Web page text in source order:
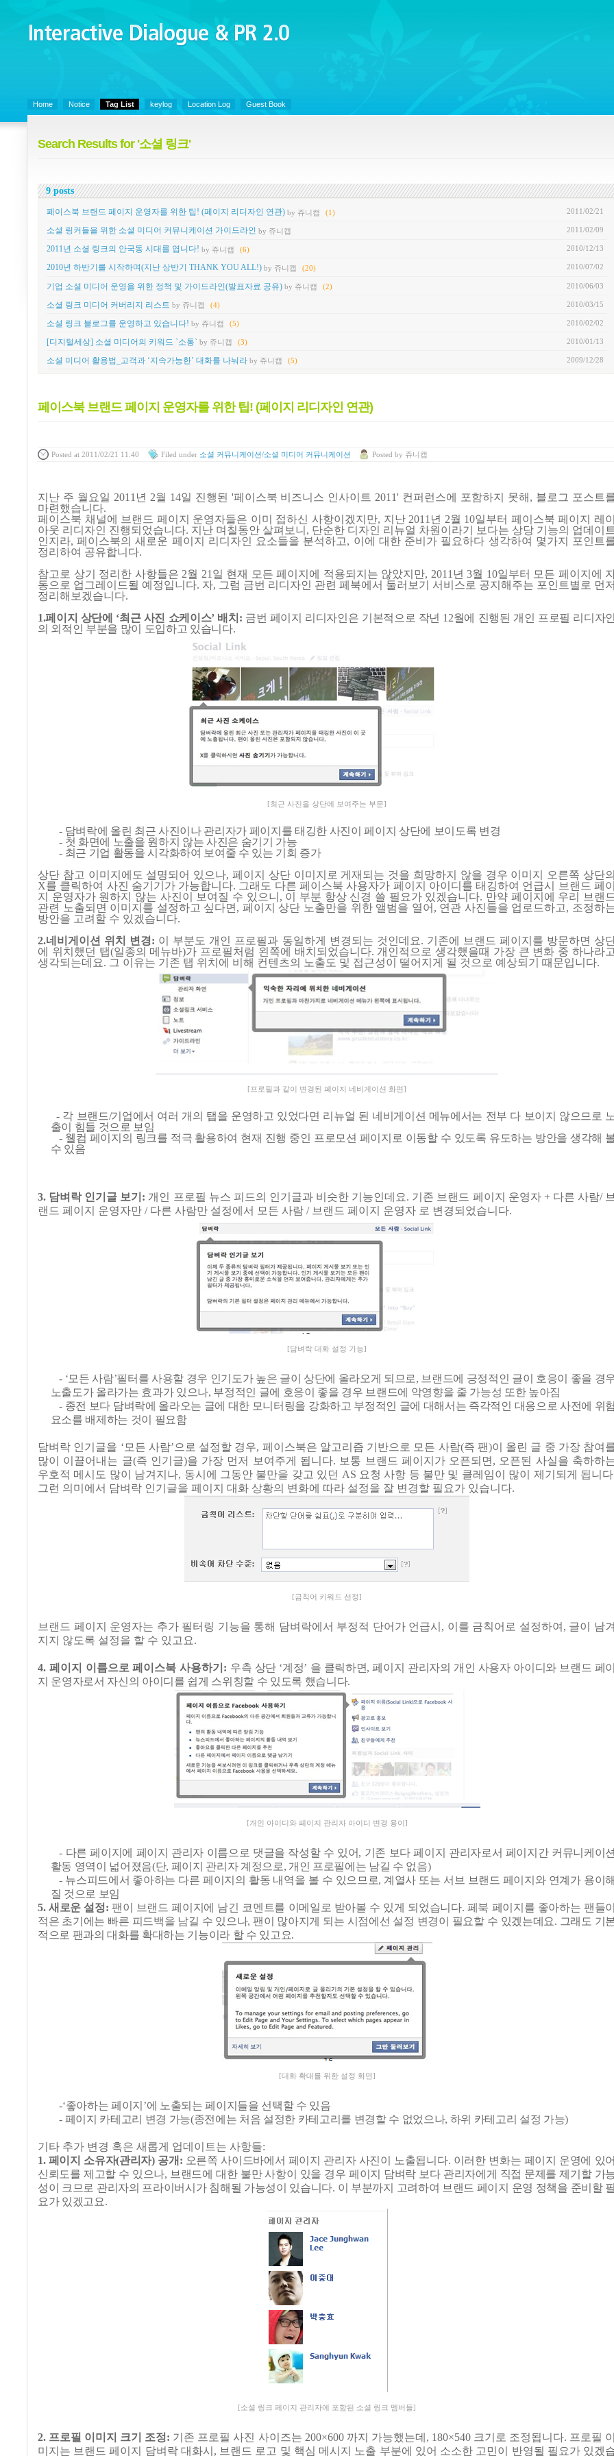
Interactive Dialogue &
PR 2.0
Home Notice Tag List keylog Location Log Guest Book
Search Results for '소셜 링크'
9 posts
2011/02/21
페이스북 브랜드 페이지 운영자를 위한 팁! (페이지 리디자인 연관) by 쥬니캡 (1)
2011/02/09
소셜 링커들을 위한 소셜 미디어 커뮤니케이션 가이드라인 by 쥬니캡
2010/12/13
2011년 소셜 링크의 안국동 시대를 엽니다! by 쥬니캡 (6)
2010/07/02
2010년 하반기를 시작하며(지난 상반기 THANK YOU ALL!) by 쥬니캡 (20)
2010/06/03
기업 소셜 미디어 운영을 위한 정책 및 가이드라인(발표자료 공유) by 쥬니캡 (2)
2010/03/15
소셜 링크 미디어 커버리지 리스트 by 쥬니캡 (4)
2010/02/02
소셜 링크 블로그를 운영하고 있습니다! by 쥬니캡 (5)
2010/01/13
[디지털세상] 소셜 미디어의 키워드 `소통` by 쥬니캡 (3)
2009/12/28
소셜 미디어 활용법_고객과 ‘지속가능한’ 대화를 나눠라 by 쥬니캡 (5)
페이스북 브랜드 페이지 운영자를 위한 팁! (페이지 리디자인 연관)
Posted at 2011/02/21 11:40 Filed under 소셜 커뮤니케이션/소셜 미디어 커뮤니케이션 Posted by 쥬니캡
지난 주 월요일 2011년 2월 14일 진행된 '페이스북 비즈니스 인사이트 2011' 컨퍼런스에 포함하지 못해, 블로그 포스트
마련했습니다.
페이스북 채널에 브랜드 페이지 운영자들은 이미 접하신 사항이겠지만, 지난 2011 년 2월 10일부터 페이스북 페이지 레
아웃 리디자인 진행되었습니다. 지난 며칠동안 살펴보니 , 단순한 디자인 리뉴얼 차원이라기 보다는 상당 기능의 업데이
인지라,페이스북의 새로운 페이지 리디자인 요소들을 분석하고, 이에 대한 준비가 필요하다 생각하여 몇가지 포인트
정리하여 공유합니다.
참고로 상기 정리한 사항들은 2월 21 일 현재 모든 페이지에 적용되지는 않았지만, 2011 년 3월 10일부터 모든 페이지에
동으로 업그레이드될 예정입니다. 자, 그럼 금번 리디자인 관련 페북에서 둘러보기 서비스로 공지해주는 포인트별로 먼
정리해보겠습니다.
1.페이지 상단에 ‘최근 사진 쇼케이스’ 배치 : 금번 페이지 리디자인은 기본적으로 작년 12월에 진행된 개인 프로필 리디자
의 외적인 부분을 많이 도입하고 있습니다.
[최근 사진을 상단에 보여주는 부문]
- 담벼락에 올린 최근 사진이나 관리자가 페이지를 태깅한 사진이 페이지 상단에 보이도록 변경
- 첫 화면에 노출을 원하지 않는 사진은 숨기기 가능
- 최근 기업 활동을 시각화하여 보여줄 수 있는 기회 증가
상단 참고 이미지에도 설명되어 있으나,페이지 상단 이미지로 게재되는 것을 희망하지 않을 경우 이미지 오른쪽 상단
X를 클릭하여 사진 숨기기가 가능합니다. 그래도 다른 페이스북 사용자가 페이지 아이디를 태깅하여 언급시 브랜드 페
지 운영자가 원하지 않는 사진이 보여질 수 있으니 , 이 부분 항상 신경 쓸 필요가 있겠습니다. 만약 페이지에 우리 브랜
관련 노출되면 이미지를 설정하고 싶다면 , 페이지 상단 노출만을 위한 앨범을 열어 , 연관 사진들을 업로드하고, 조정하
방안을 고려할 수 있겠습니다.
2.네비게이션 위치 변경: 이 부분도 개인 프로필과 동일하게 변경되는 것인데요. 기존에 브랜드 페이지를 방문하면 상
에 위치했던 탭(일종의 메뉴바)가 프로필처럼 왼쪽에 배치되었습니다. 개인적으로 생각했을때 가장 큰 변화 중 하나라
생각되는데요. 그 이유는 기존 탭 위치에 비해 컨텐츠의 노출도 및 접근성이 떨어지게 될 것으로 예상되기 때문입니다.
[프로필과 같이 변경된 페이지 네비게이션 화면]
- 각 브랜드/기업에서 여러 개의 탭을 운영하고 있었다면 리뉴얼 된 네비게이션 메뉴에서는 전부 다 보이지 않으므로
출이 힘들 것으로 보임
- 웰컴 페이지의 링크를 적극 활용하여 현재 진행 중인 프로모션 페이지로 이동할 수 있도록 유도하는 방안을 생각해
수 있음
3. 담벼락 인기글 보기 : 개인 프로필 뉴스 피드의 인기글과 비슷한 기능인데요. 기존 브랜드 페이지 운영자+ 다른 사람/
랜드 페이지 운영자만 / 다른 사람만 설정에서 모든 사람 / 브랜드 페이지 운영자 로 변경되었습니다.
[담벼락 대화 설정 가능]
- ‘모든 사람’필터를 사용할 경우 인기도가 높은 글이 상단에 올라오게 되므로, 브랜드에 긍정적인 글이 호응이 좋을 경
노출도가 올라가는 효과가 있으나, 부정적인 글에 호응이 좋을 경우 브랜드에 악영향을 줄 가능성 또한 높아짐
- 종전 보다 담벼락에 올라오는 글에 대한 모니터링을 강화하고 부정적인 글에 대해서는 즉각적인 대응으로 사전에 위
요소를 배제하는 것이 필요함
담벼락 인기글을 ‘ 모든 사람’으로 설정할 경우, 페이스북은 알고리즘 기반으로 모든 사람(즉 팬)이 올린 글 중 가장 참여
많이 이끌어내는 글(즉 인기글)을 가장 먼저 보여주게 됩니다. 보통 브랜드 페이지가 오픈되면 , 오픈된 사실을 축하하
우호적 메시도 많이 남겨지나, 동시에 그동안 불만을 갖고 있던 AS 요청 사항 등 불만 및 클레임이 많이 제기되게 됩니다
그런 의미에서 담벼락 인기글을 페이지 대화 상황의 변화에 따라 설정을 잘 변경할 필요가 있습니다.
[금칙어 키워드 선정]
브랜드 페이지 운영자는 추가 필터링 기능을 통해 담벼락에서 부정적 단어가 언급시, 이를 금칙어로 설정하여, 글이 남
지지 않도록 설정을 할 수 있고요.
4. 페이지 이름으로 페이스북 사용하기 : 우측 상단‘계정’ 을 클릭하면,페이지 관리자의 개인 사용자 아이디와 브랜드 페
지 운영자로서 자신의 아이디를 쉽게 스위칭할 수 있도록 했습니다.
[개인 아이디와 페이지 관리자 아이디 변경 용이]
- 다른 페이지에 페이지 관리자 이름으로 댓글을 작성할 수 있어, 기존 보다 페이지 관리자로서 페이지간 커뮤니케이
활동 영역이 넓어졌음(단, 페이지 관리자 계정으로, 개인 프로필에는 남길 수 없음)
- 뉴스피드에서 좋아하는 다른 페이지의 활동 내역을 볼 수 있으므로, 계열사 또는 서브 브랜드 페이지와 연계가 용이
질 것으로 보임
5. 새로운 설정: 팬이 브랜드 페이지에 남긴 코멘트를 이메일로 받아볼 수 있게 되었습니다. 페북 페이지를 좋아하는 팬들
적은 초기에는 빠른 피드백을 남길 수 있으나, 팬이 많아지게 되는 시점에선 설정 변경이 필요할 수 있겠는데요. 그래도 기
적으로 팬과의 대화를 확대하는 기능이라 할 수 있고요.
[대화 확대를 위한 설정 화면]
-‘좋아하는 페이지 ’에 노출되는 페이지들을 선택할 수 있음
- 페이지 카테고리 변경 가능(종전에는 처음 설정한 카테고리를 변경할 수 없었으나, 하위 카테고리 설정 가능)
기타 추가 변경 혹은 새롭게 업데이트는 사항들:
1. 페이지 소유자(관리자) 공개 : 오른쪽 사이드바에서 페이지 관리자 사진이 노출됩니다. 이러한 변화는 페이지 운영에 있
신뢰도를 제고할 수 있으나, 브랜드에 대한 불만 사항이 있을 경우 페이지 담벼락 보다 관리자에게 직접 문제를 제기할 가
성이 크므로 관리자의 프라이버시가 침해될 가능성이 있습니다. 이 부분까지 고려하여 브랜드 페이지 운영 정책을 준비할
요가 있겠고요.
[소셜 링크 페이지 관리자에 포함된 소셜 링크 멤버들]
2. 프로필 이미지 크기 조정: 기존 프로필 사진 사이즈는 200×600 까지 가능했는데 , 180×540 크기로 조정됩니다. 프로필
미지는 브랜드 페이지 담벼락 대화시 , 브랜드 로고 및 핵심 메시지 노출 부분에 있어 소소한 고민이 반영될 필요가 있겠